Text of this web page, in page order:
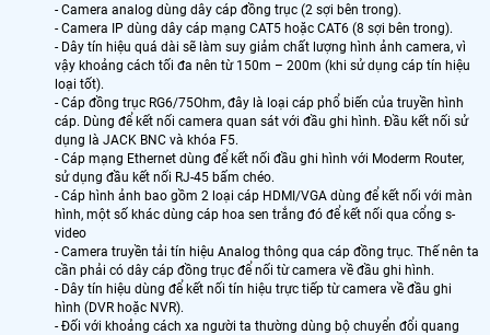
- Camera analog dùng dây cáp đồng trục (2 sợi bên trong).
- Camera IP dùng dây cáp mạng CAT5 hoặc CAT6 (8 sợi bên trong).
- Dây tín hiệu quá dài sẽ làm suy giảm chất lượng hình ảnh camera, vì
vậy khoảng cách tối đa nên từ 150m – 200m (khi sử dụng cáp tín hiệu
loại tốt).
- Cáp đồng trục RG6/75Ohm, đây là loại cáp phổ biến của truyền hình
cáp. Dùng để kết nối camera quan sát với đầu ghi hình. Đầu kết nối sử
dụng là JACK BNC và khóa F5.
- Cáp mạng Ethernet dùng để kết nối đầu ghi hình với Moderm Router,
sử dụng đầu kết nối RJ-45 bấm chéo.
- Cáp hình ảnh bao gồm 2 loại cáp HDMI/VGA dùng để kết nối với màn
hình, một số khác dùng cáp hoa sen trắng đó để kết nối qua cổng s-
video
- Camera truyền tải tín hiệu Analog thông qua cáp đồng trục. Thế nên ta
cần phải có dây cáp đồng trục để nối từ camera về đầu ghi hình.
- Dây tín hiệu dùng để kết nối tín hiệu trực tiếp từ camera về đầu ghi
hình (DVR hoặc NVR).
- Đối với khoảng cách xa người ta thường dùng bộ chuyển đổi quang